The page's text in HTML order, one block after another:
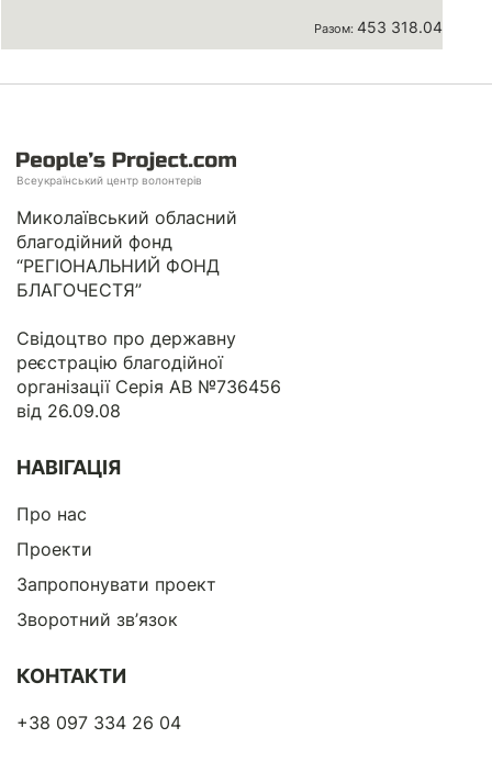
Разом: 453 318.04 грн
Всеукраїнський центр волонтерів
Миколаївський обласний
благодійний фонд
“РЕГІОНАЛЬНИЙ ФОНД
БЛАГОЧЕСТЯ”
Свідоцтво про державну
реєстрацію благодійної
організації Серія АВ №736456
від 26.09.08
НАВІГАЦІЯ
Про нас
Проекти
Запропонувати проект
Зворотний зв’язок
КОНТАКТИ
+38 097 334 26 04